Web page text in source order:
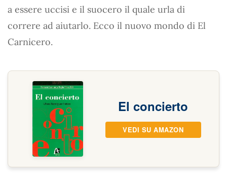
a essere uccisi e il suocero il quale urla di
correre ad aiutarlo. Ecco il nuovo mondo di El
Carnicero.
El concierto
VEDI SU AMAZON